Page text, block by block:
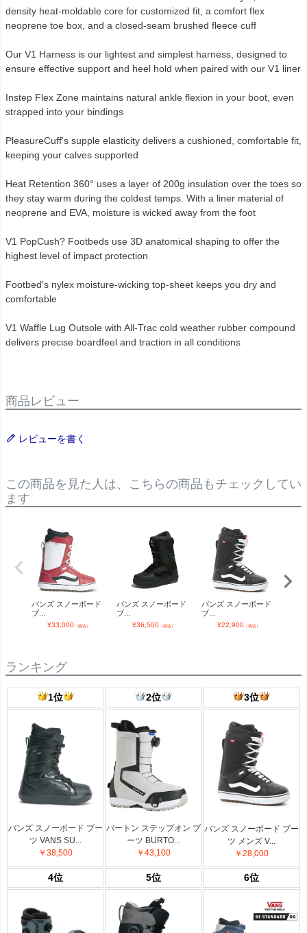
density heat-moldable core for customized fit, a comfort flex
neoprene toe box, and a closed-seam brushed fleece cuff
Our V1 Harness is our lightest and simplest harness, designed to
ensure effective support and heel hold when paired with our V1 liner
Instep Flex Zone maintains natural ankle flexion in your boot, even
strapped into your bindings
PleasureCuff's supple elasticity delivers a cushioned, comfortable fit,
keeping your calves supported
Heat Retention 360° uses a layer of 200g insulation over the toes so
they stay warm during the coldest temps. With a liner material of
neoprene and EVA, moisture is wicked away from the foot
V1 PopCush? Footbeds use 3D anatomical shaping to offer the
highest level of impact protection
Footbed's nylex moisture-wicking top-sheet keeps you dry and
comfortable
V1 Waffle Lug Outsole with All-Trac cold weather rubber compound
delivers precise boardfeel and traction in all conditions
商品レビュー
レビューを書く
この商品を見た人は、こちらの商品もチェックしてい
ます
バンズ スノーボード
ブ...
¥33,000（税込）
バンズ スノーボード
ブ...
¥36,500（税込）
バンズ スノーボード
ブ...
¥22,900（税込）
ランキング
1位 2位 3位
バンズ スノーボード ブー
ツ VANS SU...
￥38,500
バートン ステップオン ブ
ーツ BURTO...
￥43,100
バンズ スノーボード ブー
ツ メンズ V...
￥28,000
4位 5位 6位